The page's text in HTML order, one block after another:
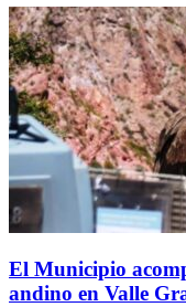
El Municipio
andino en Valle